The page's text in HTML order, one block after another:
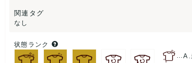
関連タグ
なし
状態ランク
A.